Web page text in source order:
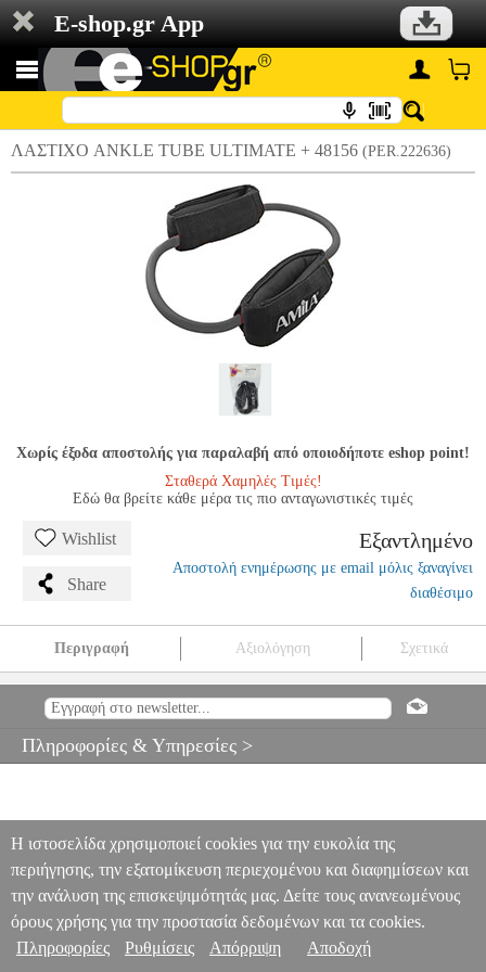
E-shop.gr App
ΛΑΣΤΙΧΟ ANKLE TUBE ULTIMATE + 48156 (PER.222636)
Χωρίς έξοδα αποστολής για παραλαβή από οποιοδήποτε eshop point!
Σταθερά Χαμηλές Τιμές!
Εδώ θα βρείτε κάθε μέρα τις πιο ανταγωνιστικές τιμές
Wishlist
Share
Εξαντλημένο
Αποστολή ενημέρωσης με email μόλις ξαναγίνει
διαθέσιμο
Περιγραφή Αξιολόγηση Σχετικά
PER.222636AMILAAMILA
ΙΜΑΝΤΕΣ ΓΥΜΝΑΣΤΙΚΗΣ
0
Πληροφορίες & Υπηρεσίες >
Η ιστοσελίδα χρησιμοποιεί cookies για την ευκολία της
περιήγησης, την εξατομίκευση περιεχομένου και διαφημίσεων και
την ανάλυση της επισκεψιμότητάς μας. Δείτε τους ανανεωμένους
όρους χρήσης για την προστασία δεδομένων και τα cookies.
Πληροφορίες
Ρυθμίσεις Απόρριψη Αποδοχή